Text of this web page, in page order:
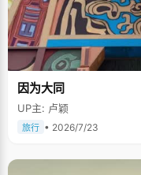
因为大同
UP主: 卢颖
旅行 • 2026/7/23